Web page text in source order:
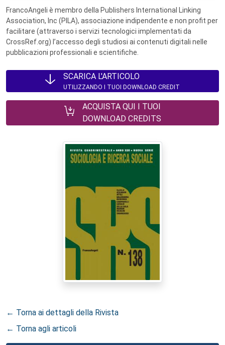
FrancoAngeli è membro della Publishers International Linking
Association, Inc (PILA), associazione indipendente e non profit per
facilitare (attraverso i servizi tecnologici implementati da
CrossRef.org) l’accesso degli studiosi ai contenuti digitali nelle
pubblicazioni professionali e scientifiche.
SCARICA L'ARTICOLO
UTILIZZANDO I TUOI DOWNLOAD CREDIT
ACQUISTA QUI I TUOI
DOWNLOAD CREDITS
← Torna ai dettagli della Rivista
← Torna agli articoli